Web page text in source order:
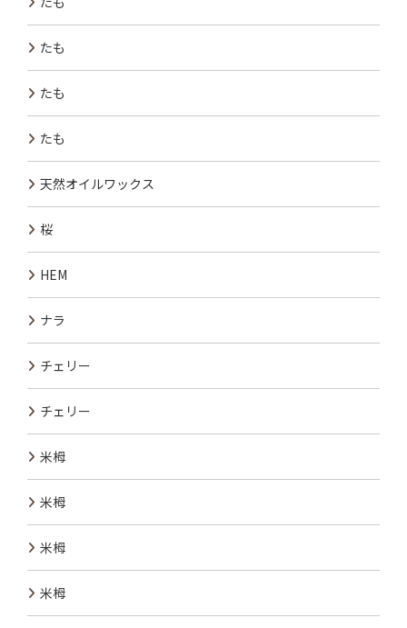
たも
たも
たも
天然オイルワックス
桜
HEM
ナラ
チェリー
チェリー
米栂
米栂
米栂
米栂